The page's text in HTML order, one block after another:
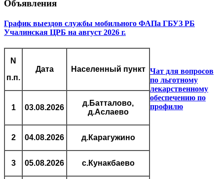
Объявления
График выездов службы мобильного ФАПа ГБУЗ РБ
Учалинская ЦРБ на август 2026 г.
N
п.п.
Дата Населенный пункт
1 03.08.2026
д.Батталово,
д.Аслаево
2 04.08.2026 д.Карагужино
3 05.08.2026 с.Кунакбаево
Чат для вопросов
по льготному
лекарственному
обеспечению по
профилю